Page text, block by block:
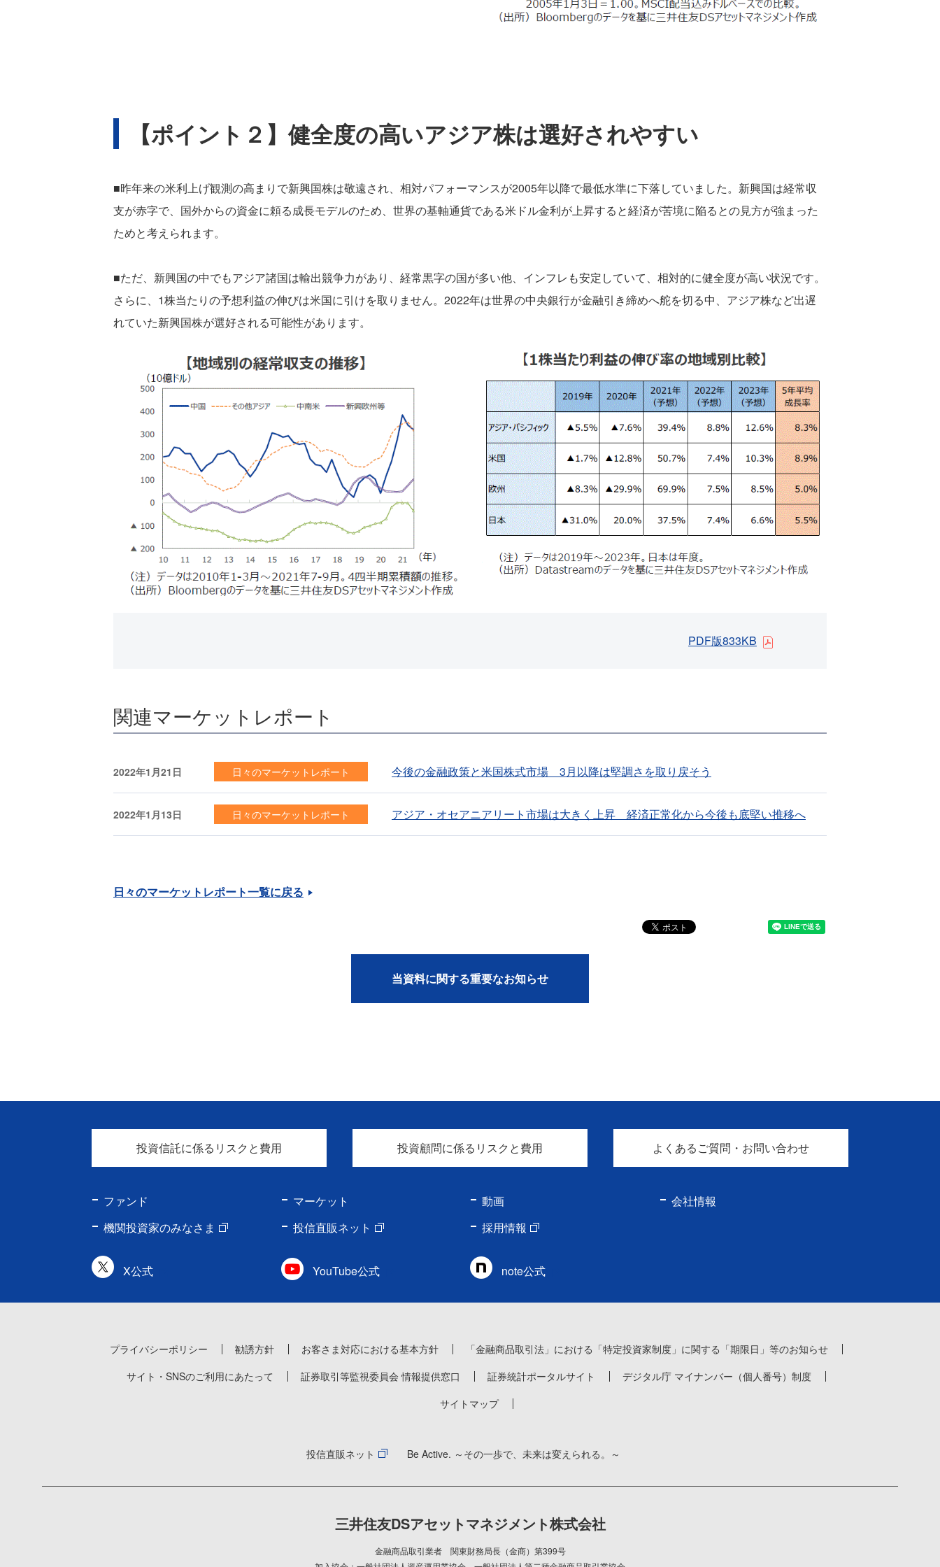
【ポイント２】健全度の高いアジア株は選好されやすい
■昨年来の米利上げ観測の高まりで新興国株は敬遠され、相対パフォーマンスが2005年以降で最低水準に下落していました。新興国は経常収
支が赤字で、国外からの資金に頼る成長モデルのため、世界の基軸通貨である米ドル金利が上昇すると経済が苦境に陥るとの見方が強まった
ためと考えられます。
■ただ、新興国の中でもアジア諸国は輸出競争力があり、経常黒字の国が多い他、インフレも安定していて、相対的に健全度が高い状況です。
さらに、1株当たりの予想利益の伸びは米国に引けを取りません。2022年は世界の中央銀行が金融引き締めへ舵を切る中、アジア株など出遅
れていた新興国株が選好される可能性があります。
PDF版833KB
関連マーケットレポート
2022年1月21日 日々のマーケットレポート 今後の金融政策と米国株式市場 3月以降は堅調さを取り戻そう
2022年1月13日 日々のマーケットレポート アジア・オセアニアリート市場は大きく上昇 経済正常化から今後も底堅い推移へ
日々のマーケットレポート一覧に戻る
当資料に関する重要なお知らせ
投資信託に係るリスクと費用 投資顧問に係るリスクと費用 よくあるご質問・お問い合わせ
ファンド マーケット 動画
会社情報
機関投資家のみなさま
投信直販ネット 採用情報
X公式 YouTube公式 note公式
プライバシーポリシー 勧誘方針 お客さま対応における基本方針
「金融商品取引法」における「特定投資家制度」に関する「期限日」等のお知らせ
サイト・SNSのご利用にあたって
証券取引等監視委員会 情報提供窓口 証券統計ポータルサイト
デジタル庁 マイナンバー（個人番号）制度
サイトマップ
投信直販ネット Be Active. ～その一歩で、未来は変えられる。～
三井住友DSアセットマネジメント株式会社
金融商品取引業者 関東財務局長（金商）第399号